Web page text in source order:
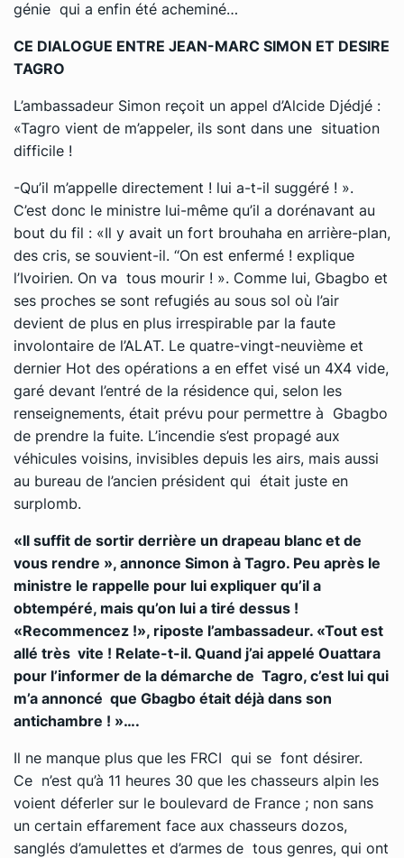
génie qui a enfin été acheminé…
CE DIALOGUE ENTRE JEAN-MARC SIMON ET DESIRE
TAGRO
L’ambassadeur Simon reçoit un appel d’Alcide Djédjé :
«Tagro vient de m’appeler, ils sont dans une situation
difficile !
-Qu’il m’appelle directement ! lui a-t-il suggéré ! ».
C’est donc le ministre lui-même qu’il a dorénavant au
bout du fil : «Il y avait un fort brouhaha en arrière-plan,
des cris, se souvient-il. ‘‘On est enfermé ! explique
l’Ivoirien. On va tous mourir ! ». Comme lui, Gbagbo et
ses proches se sont refugiés au sous sol où l’air
devient de plus en plus irrespirable par la faute
involontaire de l’ALAT. Le quatre-vingt-neuvième et
dernier Hot des opérations a en effet visé un 4X4 vide,
garé devant l’entré de la résidence qui, selon les
renseignements, était prévu pour permettre à Gbagbo
de prendre la fuite. L’incendie s’est propagé aux
véhicules voisins, invisibles depuis les airs, mais aussi
au bureau de l’ancien président qui était juste en
surplomb.
«Il suffit de sortir derrière un drapeau blanc et de
vous rendre », annonce Simon à Tagro. Peu après le
ministre le rappelle pour lui expliquer qu’il a
obtempéré, mais qu’on lui a tiré dessus !
«Recommencez !», riposte l’ambassadeur. «Tout est
allé très vite ! Relate-t-il. Quand j’ai appelé Ouattara
pour l’informer de la démarche de Tagro, c’est lui qui
m’a annoncé que Gbagbo était déjà dans son
antichambre ! »….
Il ne manque plus que les FRCI qui se font désirer.
Ce n’est qu’à 11 heures 30 que les chasseurs alpin les
voient déferler sur le boulevard de France ; non sans
un certain effarement face aux chasseurs dozos,
sanglés d’amulettes et d’armes de tous genres, qui ont